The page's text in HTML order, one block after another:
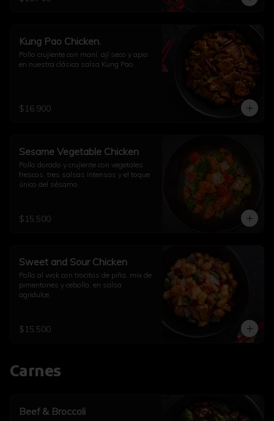
Kung Pao Chicken.
Pollo crujiente con maní, ají seco y apio
en nuestra clásica salsa Kung Pao.
$16.900
Sesame Vegetable Chicken
Pollo dorado y crujiente con vegetales
frescos, tres salsas intensas y el toque
único del sésamo.
$15.500
Sweet and Sour Chicken
Pollo al wok con trocitos de piña, mix de
pimentones y cebolla, en salsa
agridulce.
$15.500
Carnes
Beef & Broccoli